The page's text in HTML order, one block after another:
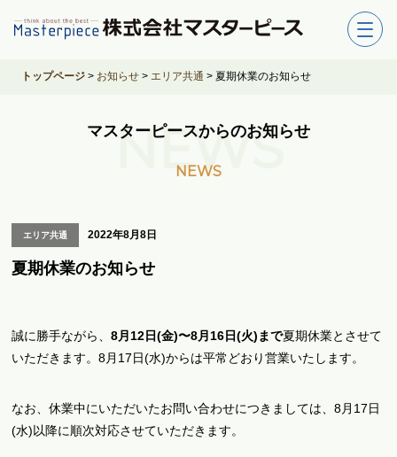
トップページ > お知らせ > エリア共通 > 夏期休業のお知らせ
NEWS
マスターピースからのお知らせ
NEWS
エリア共通 2022年8月8日
夏期休業のお知らせ
誠に勝手ながら、8月12日(金)〜8月16日(火)まで夏期休業とさせて
いただきます。8月17日(水)からは平常どおり営業いたします。
なお、休業中にいただいたお問い合わせにつきましては、8月17日
(水)以降に順次対応させていただきます。